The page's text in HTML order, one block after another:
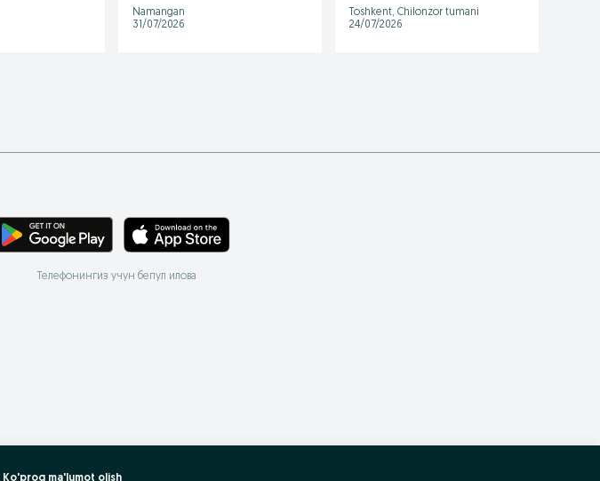
Namangan
31/07/2026
Toshkent, Chilonzor tumani
24/07/2026
Телефонингиз учун бепул илова
Ko'proq ma'lumot olish